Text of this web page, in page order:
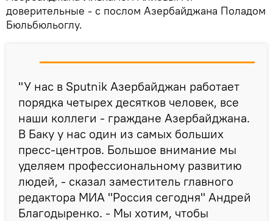
доверительные - с послом Азербайджана Поладом
Бюльбюльоглу.
"У нас в Sputnik Азербайджан работает
порядка четырех десятков человек, все
наши коллеги - граждане Азербайджана.
В Баку у нас один из самых больших
пресс-центров. Большое внимание мы
уделяем профессиональному развитию
людей, - сказал заместитель главного
редактора МИА "Россия сегодня" Андрей
Благодыренко. - Мы хотим, чтобы